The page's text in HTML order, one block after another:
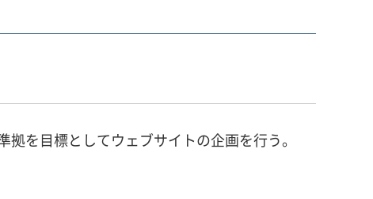
を目標としてウェブサイトの企画を行う。